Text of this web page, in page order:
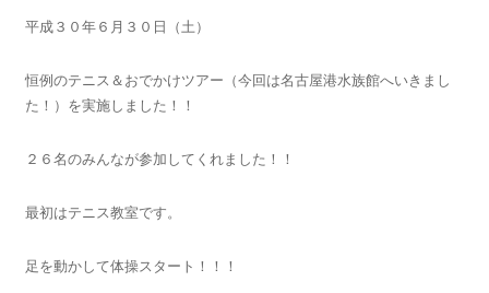
平成３０年６月３０日（土）
恒例のテニス＆おでかけツアー（今回は名古屋港水族館へいきまし
た！）を実施しました！！
２６名のみんなが参加してくれました！！
最初はテニス教室です。
足を動かして体操スタート！！！